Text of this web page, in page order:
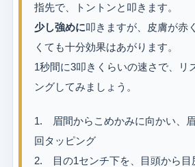
指先で、トントンと叩きます。
少し強めに叩きますが、皮膚が赤
くても十分効果はあがります。
1秒間に3叩きくらいの速さで、リ
ングしてみましょう。
1. 眉間からこめかみに向かい、
回タッピング
2. 目の1センチ下を、目頭から目